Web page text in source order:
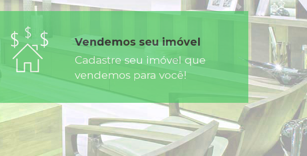
Vendemos seu imóvel
Cadastre seu imóvel que
vendemos para você!